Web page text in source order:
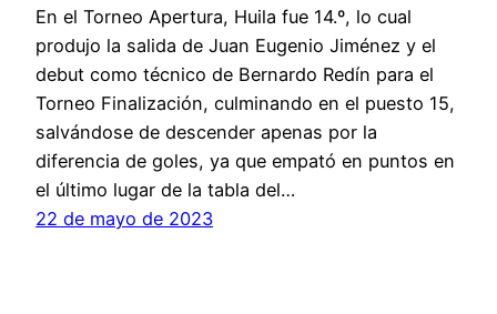
En el Torneo Apertura, Huila fue 14.º, lo cual
produjo la salida de Juan Eugenio Jiménez y el
debut como técnico de Bernardo Redín para el
Torneo Finalización, culminando en el puesto 15,
salvándose de descender apenas por la
diferencia de goles, ya que empató en puntos en
el último lugar de la tabla del…
22 de mayo de 2023